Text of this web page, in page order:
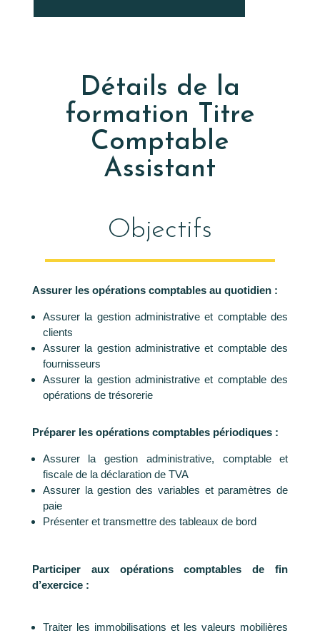
Détails de la
formation Titre
Comptable
Assistant
Objectifs
Assurer les opérations comptables au quotidien :
Assurer la gestion administrative et comptable des
clients
Assurer la gestion administrative et comptable des
fournisseurs
Assurer la gestion administrative et comptable des
opérations de trésorerie
Préparer les opérations comptables périodiques :
Assurer la gestion administrative, comptable et
fiscale de la déclaration de TVA
Assurer la gestion des variables et paramètres de
paie
Présenter et transmettre des tableaux de bord
Participer aux opérations comptables de fin
d’exercice :
Traiter les immobilisations et les valeurs mobilières